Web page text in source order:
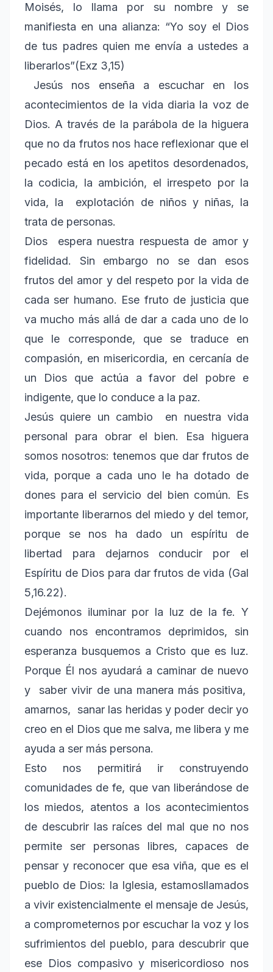
Moisés, lo llama por su nombre y se
manifiesta en una alianza: “Yo soy el Dios
de tus padres quien me envía a ustedes a
liberarlos”(Exz 3,15)
Jesús nos enseña a escuchar en los
acontecimientos de la vida diaria la voz de
Dios. A través de la parábola de la higuera
que no da frutos nos hace reflexionar que el
pecado está en los apetitos desordenados,
la codicia, la ambición, el irrespeto por la
vida, la explotación de niños y niñas, la
trata de personas.
Dios espera nuestra respuesta de amor y
fidelidad. Sin embargo no se dan esos
frutos del amor y del respeto por la vida de
cada ser humano. Ese fruto de justicia que
va mucho más allá de dar a cada uno de lo
que le corresponde, que se traduce en
compasión, en misericordia, en cercanía de
un Dios que actúa a favor del pobre e
indigente, que lo conduce a la paz.
Jesús quiere un cambio en nuestra vida
personal para obrar el bien. Esa higuera
somos nosotros: tenemos que dar frutos de
vida, porque a cada uno le ha dotado de
dones para el servicio del bien común. Es
importante liberarnos del miedo y del temor,
porque se nos ha dado un espíritu de
libertad para dejarnos conducir por el
Espíritu de Dios para dar frutos de vida (Gal
5,16.22).
Dejémonos iluminar por la luz de la fe. Y
cuando nos encontramos deprimidos, sin
esperanza busquemos a Cristo que es luz.
Porque Él nos ayudará a caminar de nuevo
y saber vivir de una manera más positiva,
amarnos, sanar las heridas y poder decir yo
creo en el Dios que me salva, me libera y me
ayuda a ser más persona.
Esto nos permitirá ir construyendo
comunidades de fe, que van liberándose de
los miedos, atentos a los acontecimientos
de descubrir las raíces del mal que no nos
permite ser personas libres, capaces de
pensar y reconocer que esa viña, que es el
pueblo de Dios: la Iglesia, estamosllamados
a vivir existencialmente el mensaje de Jesús,
a comprometernos por escuchar la voz y los
sufrimientos del pueblo, para descubrir que
ese Dios compasivo y misericordioso nos